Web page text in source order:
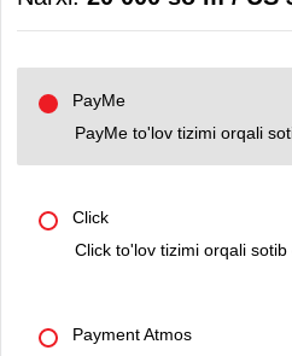
PayMe
PayMe to'lov tizimi orqali
Click
Click to'lov tizimi orqali sotib
Payment Atmos